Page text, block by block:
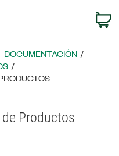
DOCUMENTACIÓN
Productos